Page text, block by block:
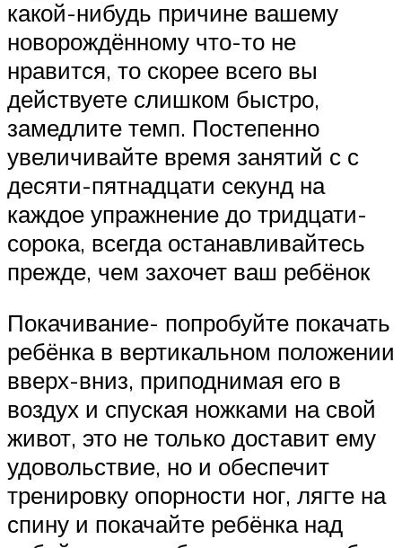
какой-нибудь причине вашему
новорождённому что-то не
нравится, то скорее всего вы
действуете слишком быстро,
замедлите темп. Постепенно
увеличивайте время занятий с с
десяти-пятнадцати секунд на
каждое упражнение до тридцати-
сорока, всегда останавливайтесь
прежде, чем захочет ваш ребёнок
Покачивание- попробуйте покачать
ребёнка в вертикальном положении
вверх-вниз, приподнимая его в
воздух и спуская ножками на свой
живот, это не только доставит ему
удовольствие, но и обеспечит
тренировку опорности ног, лягте на
спину и покачайте ребёнка над